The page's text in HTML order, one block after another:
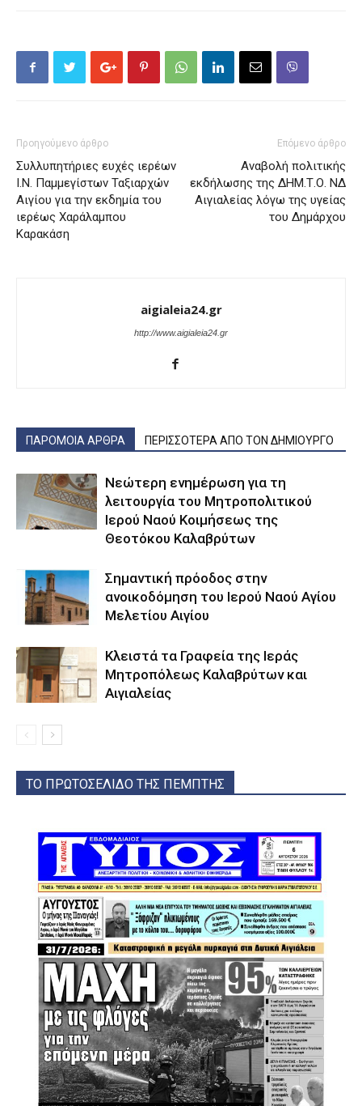
Προηγούμενο άρθρο
Συλλυπητήριες ευχές ιερέων
Ι.Ν. Παμμεγίστων Ταξιαρχών
Αιγίου για την εκδημία του
ιερέως Χαράλαμπου
Καρακάση
Επόμενο άρθρο
Αναβολή πολιτικής
εκδήλωσης της ΔΗΜ.Τ.Ο. ΝΔ
Αιγιαλείας λόγω της υγείας
του Δημάρχου
aigialeia24.gr
http://www.aigialeia24.gr
ΠΑΡΟΜΟΙΑ ΑΡΘΡΑ ΠΕΡΙΣΣΟΤΕΡΑ ΑΠΟ ΤΟΝ ΔΗΜΙΟΥΡΓΟ
Νεώτερη ενημέρωση για τη
λειτουργία του Μητροπολιτικού
Ιερού Ναού Κοιμήσεως της
Θεοτόκου Καλαβρύτων
Σημαντική πρόοδος στην
ανοικοδόμηση του Ιερού Ναού Αγίου
Μελετίου Αιγίου
Κλειστά τα Γραφεία της Ιεράς
Μητροπόλεως Καλαβρύτων και
Αιγιαλείας
ΤΟ ΠΡΩΤΟΣΕΛΙΔΟ ΤΗΣ ΠΕΜΠΤΗΣ